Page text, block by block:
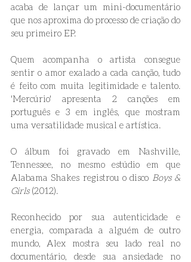
acaba de lançar um mini-documentário
que nos aproxima do processo de criação do
seu primeiro EP.
Quem acompanha o artista consegue
sentir o amor exalado a cada canção, tudo
é feito com muita legitimidade e talento.
'Mercúrio' apresenta 2 canções em
português e 3 em inglês, que mostram
uma versatilidade musical e artística.
O álbum foi gravado em Nashville,
Tennessee, no mesmo estúdio em que
Alabama Shakes registrou o disco Boys &
Girls (2012).
Reconhecido por sua autenticidade e
energia, comparada a alguém de outro
mundo, Alex mostra seu lado real no
documentário, desde sua ansiedade no